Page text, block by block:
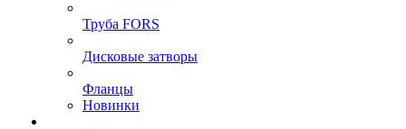
Труба FORS
Дисковые затворы
Фланцы
Новинки